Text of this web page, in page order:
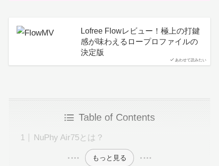
あわせて読みたい
Lofree Flowレビュー！極上の打鍵
感が味わえるロープロファイルの
決定版
Table of Contents
NuPhy Air75とは？
もっと見る